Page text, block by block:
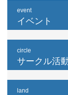
event
イベント
circle
サークル活
land